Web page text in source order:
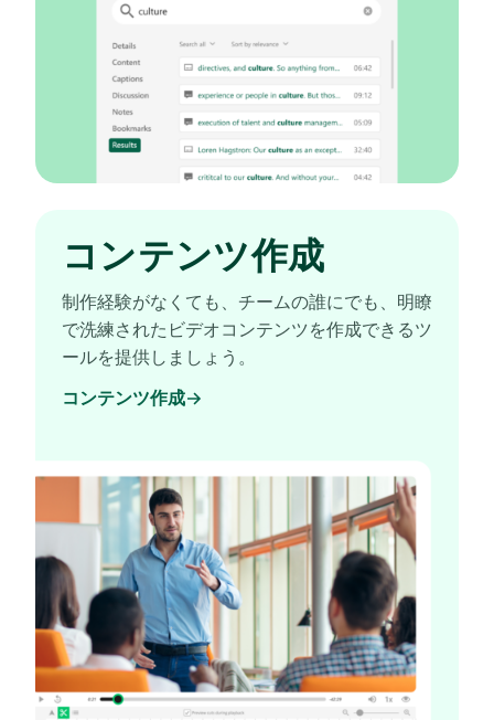
コンテンツ作成
制作経験がなくても、チームの誰にでも、明瞭
で洗練されたビデオコンテンツを作成できるツ
ールを提供しましょう。
コンテンツ作成